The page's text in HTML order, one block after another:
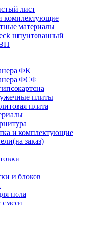
лист
комплектующие
материалы
шпунтованный
ФК
ФСФ
плиты
плита
и комплектующие
заказ)
и блоков
пола
смеси